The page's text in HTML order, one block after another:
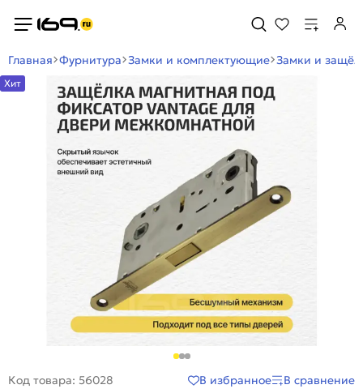
Главная Фурнитура Замки и комплектующие Замки и
Хит
Код товара: 56028 В избранное
В сравнение